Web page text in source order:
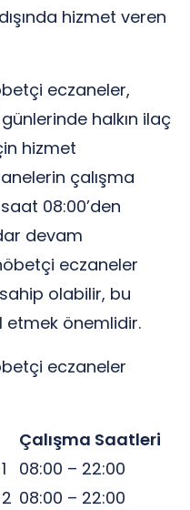
hizmet veren
eczaneler,
halkın ilaç
hizmet
çalışma
08:00’den
devam
eczaneler
olabilir, bu
önemlidir.
eczaneler
Çalışma Saatleri
08:00 – 22:00
08:00 – 22:00